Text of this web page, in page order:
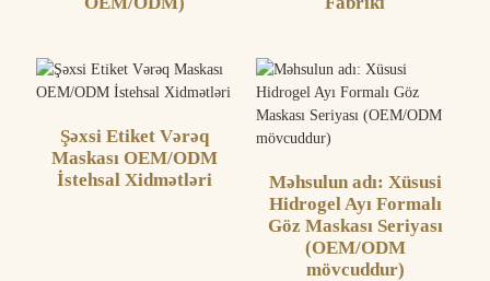
Şəxsi Etiket Vərəq
Maskası OEM/ODM
İstehsal Xidmətləri
Məhsulun adı: Xüsusi
Hidrogel Ayı Formalı
Göz Maskası Seriyası
(OEM/ODM
mövcuddur)